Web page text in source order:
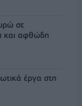
σε
και αφθώδη
έργα στη